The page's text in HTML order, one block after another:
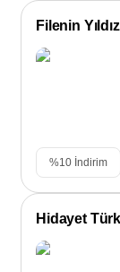
%10 İndirim